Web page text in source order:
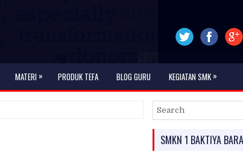
MATERI » PRODUK TEFA BLOG GURU KEGIATAN SMK »
SMKN 1 BAKTIYA